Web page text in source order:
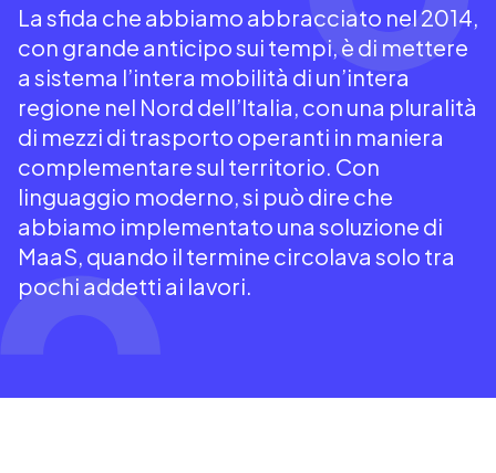
La sfida che abbiamo abbracciato nel 2014,
con grande anticipo sui tempi, è di mettere
a sistema l’intera mobilità di un’intera
regione nel Nord dell’Italia, con una pluralità
di mezzi di trasporto operanti in maniera
complementare sul territorio. Con
linguaggio moderno, si può dire che
abbiamo implementato una soluzione di
MaaS, quando il termine circolava solo tra
pochi addetti ai lavori.